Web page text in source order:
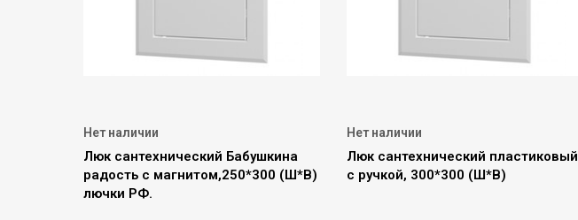
Нет наличии
Люк сантехнический Бабушкина
радость с магнитом,250*300 (Ш*В)
лючки РФ.
Нет наличии
Люк сантехнический пластиковый
с ручкой, 300*300 (Ш*В)